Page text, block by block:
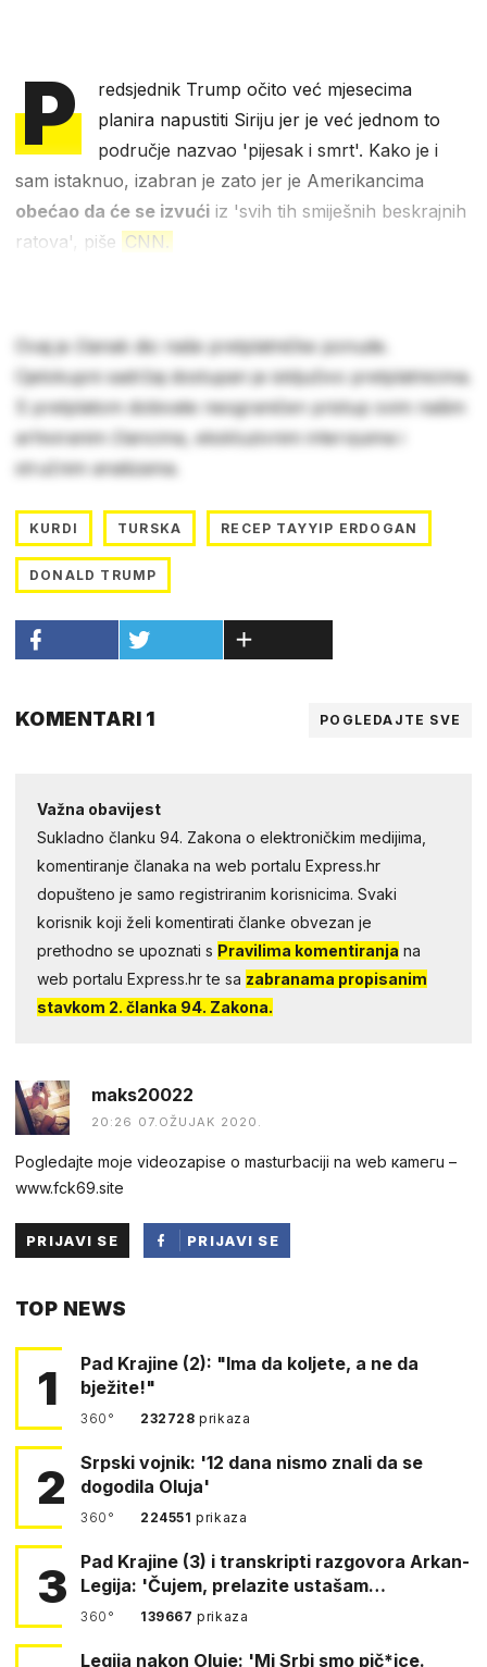
P
redsjednik Trump očito već mjesecima
planira napustiti Siriju jer je već jednom to
područje nazvao 'pijesak i smrt'. Kako je i
sam istaknuo, izabran je zato jer je Amerikancima
obećao da će se izvući iz 'svih tih smiješnih beskrajnih
ratova', piše CNN.
Ovaj je članak dio naše pretplatničke ponude.
Cjelokupni sadržaj dostupan je isključivo pretplatnicima.
S pretplatom dobivate neograničen pristup svim našim
arhiviranim člancima, ekskluzivnim intervjuima i
stručnim analizama.
KURDI TURSKA RECEP TAYYIP ERDOGAN
DONALD TRUMP
KOMENTARI 1 POGLEDAJTE SVE
Važna obavijest
Sukladno članku 94. Zakona o elektroničkim medijima,
komentiranje članaka na web portalu Express.hr
dopušteno je samo registriranim korisnicima. Svaki
korisnik koji želi komentirati članke obvezan je
prethodno se upoznati s Pravilima komentiranja na
web portalu Express.hr te sa zabranama propisanim
stavkom 2. članka 94. Zakona.
maks20022
20:26 07.OŽUJAK 2020.
Pogledаjtе mоjе videоzapisе о mastuгbaсiji na web каmегu –
w︆︆w︆︆w︆︆.︆︆f︆︆ck69︆︆.︆︆site
PRIJAVI SE
PRIJAVI SE
TOP NEWS
1
Pad Krajine (2): "Ima da koljete, a ne da
bježite!"
360° 232728prikaza
2
Srpski vojnik: '12 dana nismo znali da se
dogodila Oluja'
360° 224551prikaza
3
Pad Krajine (3) i transkripti razgovora Arkan-
Legija: 'Čujem, prelazite ustašam…
360° 139667prikaza
Legija nakon Oluje: 'Mi Srbi smo pič*ice.